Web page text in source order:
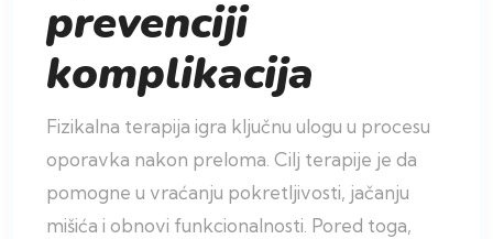
prevenciji
komplikacija
Fizikalna terapija igra ključnu ulogu u procesu
oporavka nakon preloma. Cilj terapije je da
pomogne u vraćanju pokretljivosti, jačanju
mišića i obnovi funkcionalnosti. Pored toga,